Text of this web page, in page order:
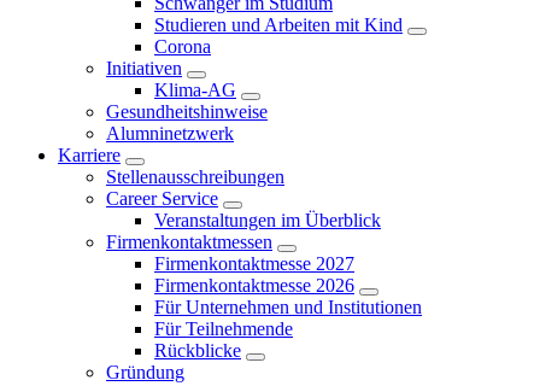
Studieren und Arbeiten mit Kind
Corona
Initiativen
Klima-AG
Gesundheitshinweise
Alumninetzwerk
Karriere
Stellenausschreibungen
Career Service
Veranstaltungen im Überblick
Firmenkontaktmessen
Firmenkontaktmesse 2027
Firmenkontaktmesse 2026
Für Unternehmen und Institutionen
Für Teilnehmende
Rückblicke
Gründung